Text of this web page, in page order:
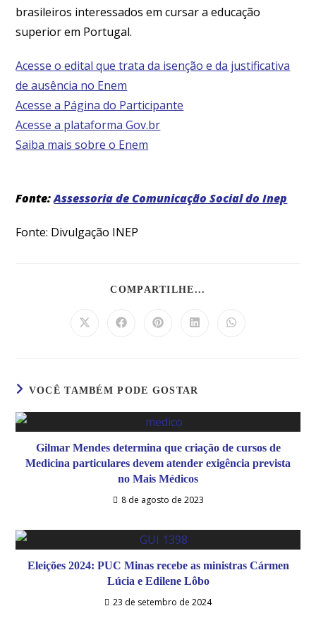
brasileiros interessados em cursar a educação
superior em Portugal.
Acesse o edital que trata da isenção e da justificativa
de ausência no Enem
Acesse a Página do Participante
Acesse a plataforma Gov.br
Saiba mais sobre o Enem
Fonte:Assessoria de Comunicação Social do Inep
Fonte: Divulgação INEP
COMPARTILHE...
VOCÊ TAMBÉM PODE GOSTAR
Gilmar Mendes determina que criação de cursos de
Medicina particulares devem atender exigência prevista
no Mais Médicos
8 de agosto de 2023
Eleições 2024: PUC Minas recebe as ministras Cármen
Lúcia e Edilene Lôbo
23 de setembro de 2024